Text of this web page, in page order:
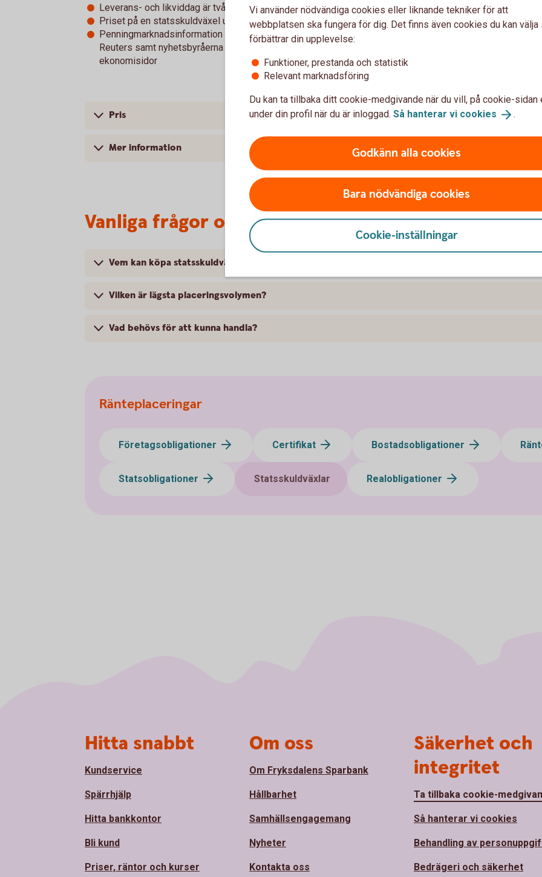
Leverans- och likviddag är två vardagar efter avslut
Priset på en statsskuldväxel uttrycks som en årsränta
Penningmarknadsinformation går ut via informationssystem som Bloomberg och
Reuters samt nyhetsbyråerna och noteras dagligen på dagstidningarnas
ekonomisidor
Pris
Mer information
Vanliga frågor och svar om statsskuldsväxlar
Vem kan köpa statsskuldväxlar?
Vilken är lägsta placeringsvolymen?
Vad behövs för att kunna handla?
Ränteplaceringar
Företagsobligationer Certifikat Bostadsobligationer
Statsobligationer Statsskuldväxlar Realobligationer
Vi använder nödvändiga cookies eller liknande tekniker för att
webbplatsen ska fungera för dig. Det finns även cookies du kan välja
förbättrar din upplevelse:
Funktioner, prestanda och statistik
Relevant marknadsföring
Du kan ta tillbaka ditt cookie-medgivande när du vill, på cookie-sidan
under din profil när du är inloggad. Så hanterar vi cookies .
Godkänn alla cookies
Bara nödvändiga cookies
Cookie-inställningar
Hitta snabbt
Kundservice
Spärrhjälp
Hitta bankkontor
Bli kund
Priser, räntor och kurser
Om oss
Om Fryksdalens Sparbank
Hållbarhet
Samhällsengagemang
Nyheter
Kontakta oss
Säkerhet och
integritet
Ta tillbaka cookie-
Så hanterar vi cookies
Behandling av
Bedrägeri och säkerhet